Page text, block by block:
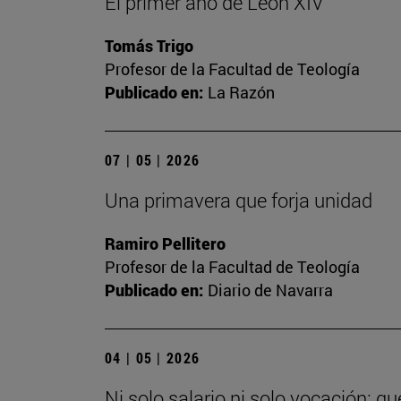
Tomás Trigo
Profesor de la Facultad de Teología
Publicado en: La Razón
07 | 05 | 2026
Una primavera que forja unidad
Ramiro Pellitero
Profesor de la Facultad de Teología
Publicado en: Diario de Navarra
04 | 05 | 2026